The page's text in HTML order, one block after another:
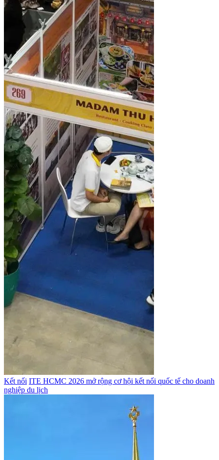
Kết nối ITE HCMC 2026 mở rộng cơ hội kết nối quốc tế cho doanh
nghiệp du lịch